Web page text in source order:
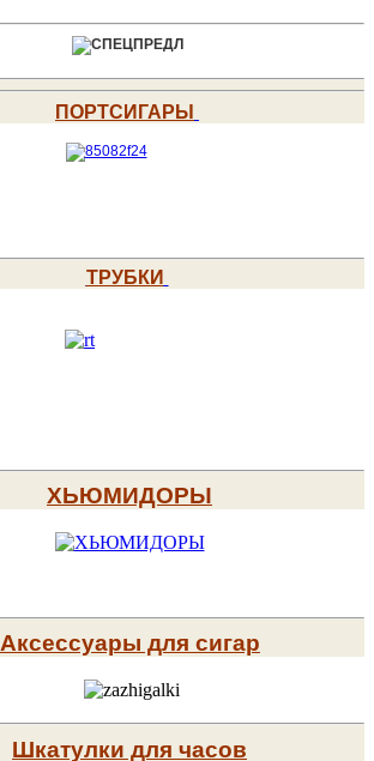
ПОРТСИГАРЫ
ТРУБКИ
ХЬЮМИДОРЫ
Аксессуары для сигар
Шкатулки для часов